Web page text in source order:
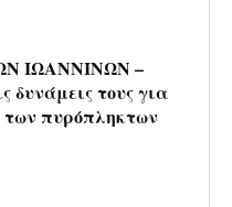
ΙΩΑΝΝΙΝΩΝ –
δυνάμεις τους για
των πυρόπληκτων